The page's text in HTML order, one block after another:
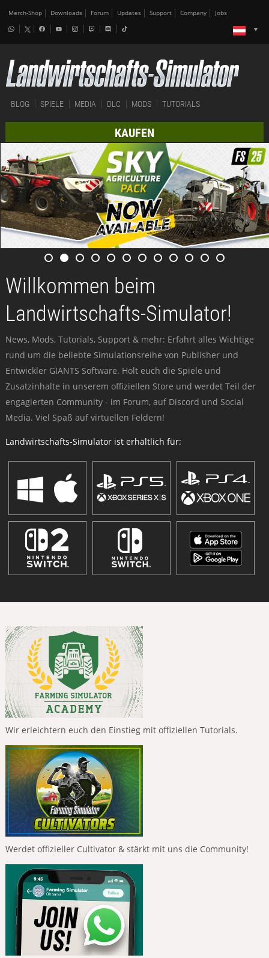
Merch-Shop Downloads Forum Updates Support Company Jobs
BLOG SPIELE MEDIA DLC MODS TUTORIALS
KAUFEN
Willkommen beim
Landwirtschafts-Simulator!
News, Mods, Tutorials, Support & mehr: Erfahrt alles Wichtige
rund um die beliebte Simulationsreihe von Publisher und
Entwickler GIANTS Software. Holt euch die Spiele und
Zusatzinhalte in unserem offiziellen Store und werdet Teil der
engagierten Community - im Forum, auf Discord und Social
Media. Viel Spaß auf virtuellen Feldern!
Landwirtschafts-Simulator ist erhältlich für:
Wir erleichtern euch den Einstieg mit offiziellen Tutorials.
Werdet offizieller Cultivator & stärkt mit uns die Community!